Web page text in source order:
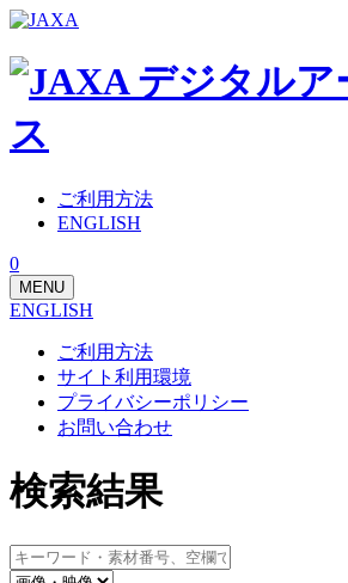
ご利用方法
ENGLISH
0
MENU
ENGLISH
ご利用方法
サイト利用環境
プライバシーポリシー
お問い合わせ
検索結果